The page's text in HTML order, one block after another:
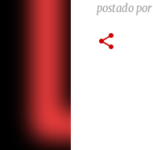
postado por